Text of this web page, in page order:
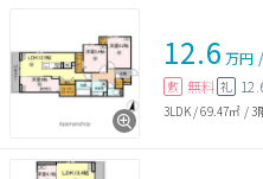
12.6 万円
敷 無料 礼
3LDK/69.47㎡ /3